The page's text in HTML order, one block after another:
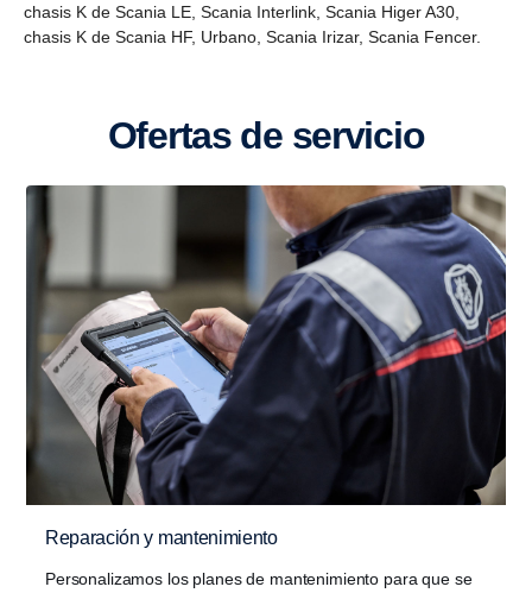
chasis K de Scania LE, Scania Interlink, Scania Higer A30,
chasis K de Scania HF, Urbano, Scania Irizar, Scania Fencer.
Ofertas de servicio
Reparación y mantenimiento
Personalizamos los planes de mantenimiento para que se